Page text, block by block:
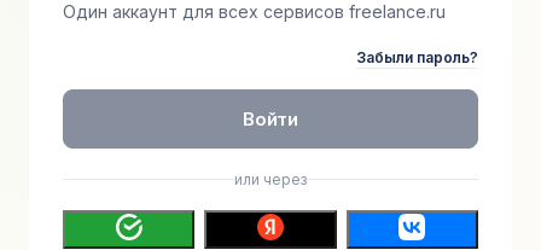
Один аккаунт для всех сервисов freelance.ru
Забыли пароль?
Войти
или через